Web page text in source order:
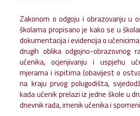
Zakonom o odgoju i obrazovanju u
školama propisano je kako se u
dokumentacija i evidencija o
drugih oblika odgojno-obrazovnog
učenika, ocjenjivanju i uspjehu
mjerama i ispitima (obavijest o
na kraju prvog polugodišta,
kada učenik prelazi iz jedne škole u
dnevnik rada, imenik učenika i